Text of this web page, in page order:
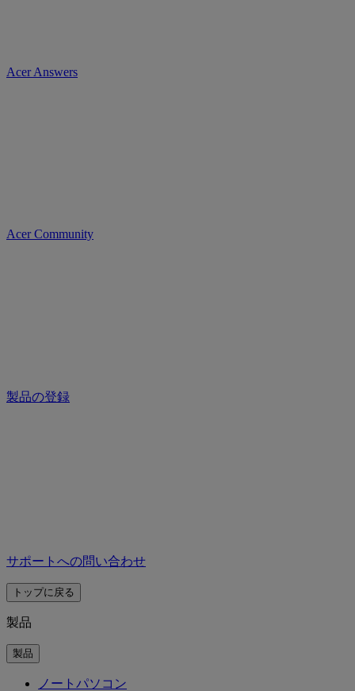
Acer Answers
Acer Community
製品の登録
サポートへの問い合わせ
トップに戻る
製品
製品
ノートパソコン